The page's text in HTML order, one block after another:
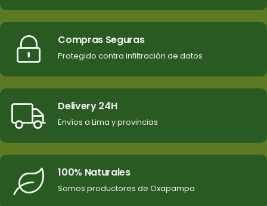
Compras Seguras
Protegido contra infiltración de datos
Delivery 24H
Envíos a Lima y provincias
100% Naturales
Somos productores de Oxapampa